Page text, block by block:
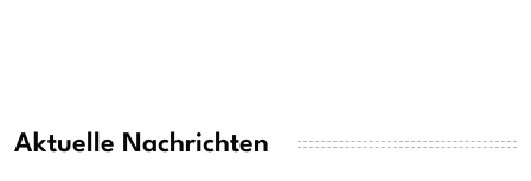
Aktuelle Nachrichten